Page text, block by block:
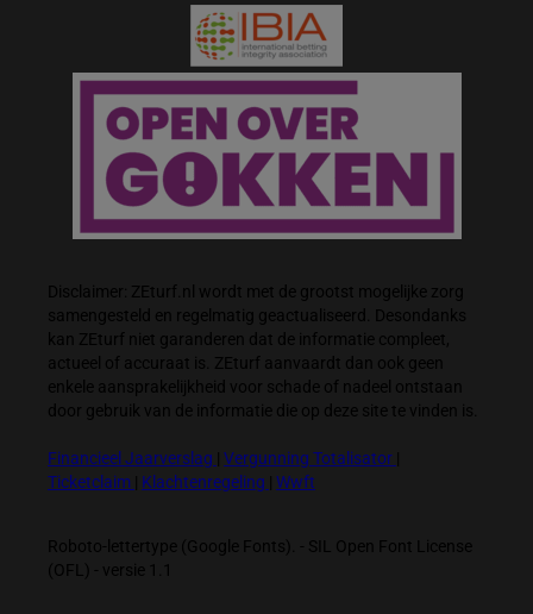
Disclaimer: ZEturf.nl wordt met de grootst mogelijke zorg
samengesteld en regelmatig geactualiseerd. Desondanks
kan ZEturf niet garanderen dat de informatie compleet,
actueel of accuraat is. ZEturf aanvaardt dan ook geen
enkele aansprakelijkheid voor schade of nadeel ontstaan
door gebruik van de informatie die op deze site te vinden is.
Financieel Jaarverslag Vergunning Totalisator
Ticketclaim
Klachtenregeling Wwft
Roboto-lettertype (Google Fonts). - SIL Open Font License
(OFL) - versie 1.1